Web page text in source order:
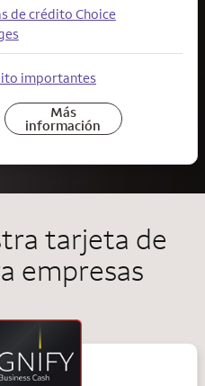
de crédito Choice
importantes
Más
información
tarjeta de
empresas